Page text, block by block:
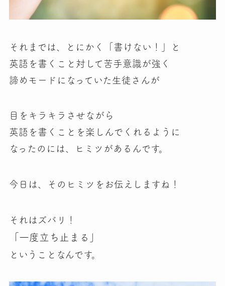
それまでは、とにかく「書けない！」と
英語を書くこと対して苦手意識が強く
諦めモードになっていた生徒さん が
目をキラキラさせながら
英語を書くことを楽しんでくれるように
なった のには、ヒミツがあるんです。
今日は、そのヒミツをお伝えしますね！
それはズバリ！
「一度立ち止まる」
ということなんです。